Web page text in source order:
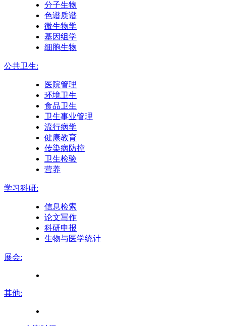
分子生物
色谱质谱
微生物学
基因组学
细胞生物
公共卫生:
医院管理
环境卫生
食品卫生
卫生事业管理
流行病学
健康教育
传染病防控
卫生检验
营养
学习科研:
信息检索
论文写作
科研申报
生物与医学统计
展会:
其他: